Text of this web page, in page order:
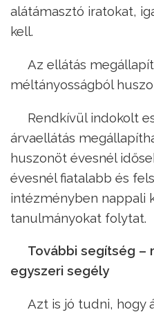
alátámasztó iratokat,
kell.
Az ellátás
méltányosságból
Rendkívül indokolt
árvaellátás
huszonöt évesnél
évesnél fiatalabb és
intézményben nappali
tanulmányokat folytat.
További segítség –
egyszeri segély
Azt is jó tudni, hogy